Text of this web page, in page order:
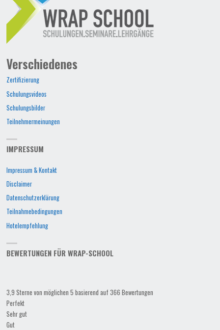
Verschiedenes
Zertifizierung
Schulungsvideos
Schulungsbilder
Teilnehmermeinungen
IMPRESSUM
Impressum & Kontakt
Disclaimer
Datenschutzerklärung
Teilnahmebedingungen
Hotelempfehlung
BEWERTUNGEN FÜR WRAP-SCHOOL
3,9 Sterne von möglichen 5 basierend auf 366 Bewertungen
Perfekt
Sehr gut
Gut